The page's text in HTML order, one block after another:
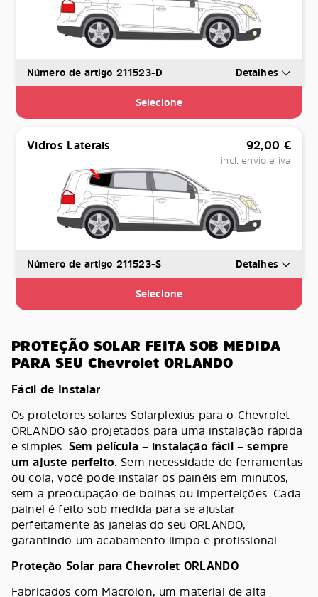
Número de artigo 211523-D Detalhes
Selecione
Vidros Laterais 92,00 €
incl. envio e iva
Número de artigo 211523-S Detalhes
Selecione
PROTEÇÃO SOLAR FEITA SOB MEDIDA
PARA SEU Chevrolet ORLANDO
Fácil de Instalar
Os protetores solares Solarplexius para o Chevrolet
ORLANDO são projetados para uma instalação rápida
e simples. Sem película – instalação fácil – sempre
um ajuste perfeito. Sem necessidade de ferramentas
ou cola, você pode instalar os painéis em minutos,
sem a preocupação de bolhas ou imperfeições. Cada
painel é feito sob medida para se ajustar
perfeitamente às janelas do seu ORLANDO,
garantindo um acabamento limpo e profissional.
Proteção Solar para Chevrolet ORLANDO
Fabricados com Macrolon, um material de alta